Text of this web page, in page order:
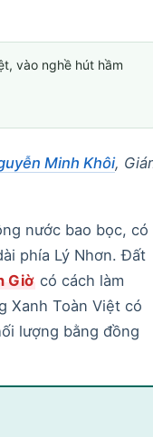
vào nghề hút hầm
Minh Khôi,
nước bao bọc, có
phía Lý Nhơn. Đất
Giờ có cách làm
Xanh Toàn Việt có
lượng bằng đồng